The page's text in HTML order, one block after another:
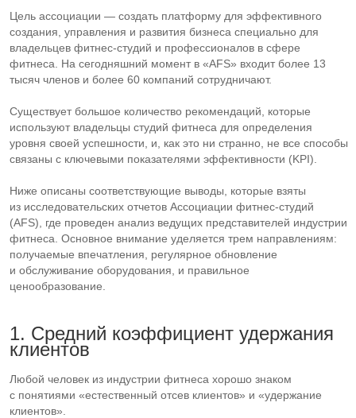
Цель ассоциации — создать платформу для эффективного
создания, управления и развития бизнеса специально для
владельцев фитнес-студий и профессионалов в сфере
фитнеса. На сегодняшний момент в «AFS» входит более 13
тысяч членов и более 60 компаний сотрудничают.
Существует большое количество рекомендаций, которые
используют владельцы студий фитнеса для определения
уровня своей успешности, и, как это ни странно, не все способы
связаны с ключевыми показателями эффективности (KPI).
Ниже описаны соответствующие выводы, которые взяты
из исследовательских отчетов Ассоциации фитнес-студий
(AFS), где проведен анализ ведущих представителей индустрии
фитнеса. Основное внимание уделяется трем направлениям:
получаемые впечатления, регулярное обновление
и обслуживание оборудования, и правильное
ценообразование.
1. Средний коэффициент удержания
клиентов
Любой человек из индустрии фитнеса хорошо знаком
с понятиями «естественный отсев клиентов» и «удержание
клиентов».